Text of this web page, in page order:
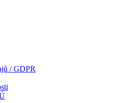
/ GDPR